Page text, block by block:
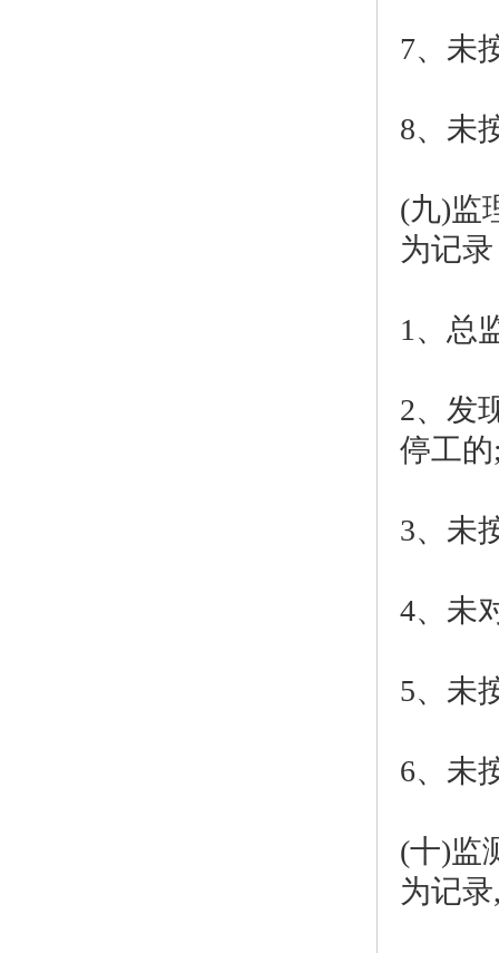
7、未
8、未
(九)监
为记
1、总
2、发
停工
3、未
4、未
5、未
6、未
(十)监
为记